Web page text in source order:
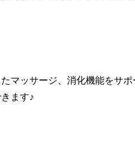
マッサージ、消化機能をサ
ます♪